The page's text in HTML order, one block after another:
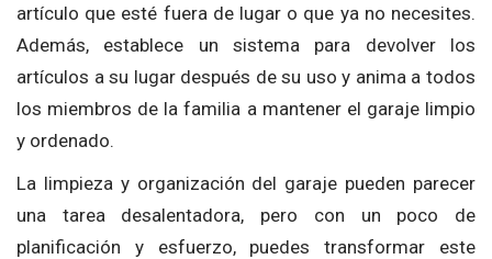
artículo que esté fuera de lugar o que ya no necesites.
Además, establece un sistema para devolver los
artículos a su lugar después de su uso y anima a todos
los miembros de la familia a mantener el garaje limpio
y ordenado.
La limpieza y organización del garaje pueden parecer
una tarea desalentadora, pero con un poco de
planificación y esfuerzo, puedes transformar este